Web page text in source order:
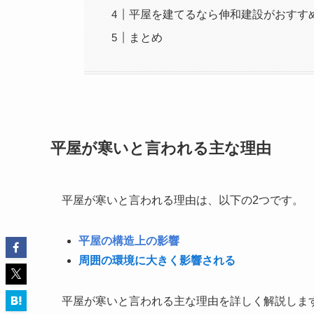
平屋を建てるなら伸和建設がおすす
まとめ
平屋が寒いと言われる主な理由
平屋が寒いと言われる理由は、以下の2つです。
平屋の構造上の影響
周囲の環境に大きく影響される
平屋が寒いと言われる主な理由を詳しく解説しま